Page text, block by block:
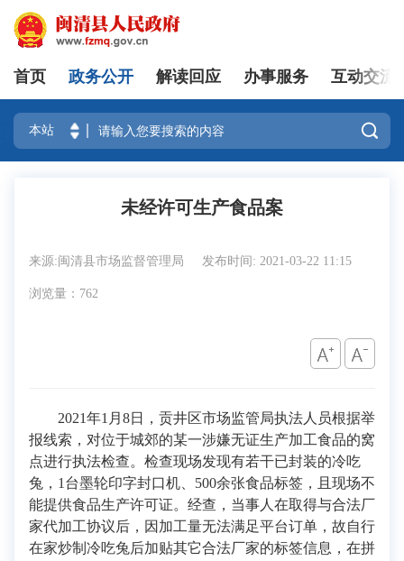
登录
首页 政务公开 解读回应 办事服务 互动交流

未经许可生产食品案
来源:闽清县市场监督管理局 发布时间: 2021-03-22 11:15
浏览量：762
2021年1月8日，贡井区市场监管局执法人员根据举
报线索，对位于城郊的某一涉嫌无证生产加工食品的窝
点进行执法检查。检查现场发现有若干已封装的冷吃
兔，1台墨轮印字封口机、500余张食品标签，且现场不
能提供食品生产许可证。经查，当事人在取得与合法厂
家代加工协议后，因加工量无法满足平台订单，故自行
在家炒制冷吃兔后加贴其它合法厂家的标签信息，在拼